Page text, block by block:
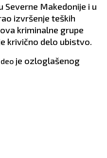
Severne Makedonije i u
izvršenje teških
kriminalne grupe
krivično delo ubistvo.
je ozloglašenog